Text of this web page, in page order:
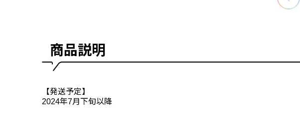
商品説明
【発送予定】
2024年7月下旬以降